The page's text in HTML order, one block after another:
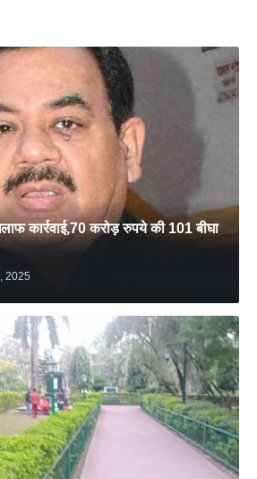
कार्रवाई,70 करोड़ रुपये की 101 बीघा
2025